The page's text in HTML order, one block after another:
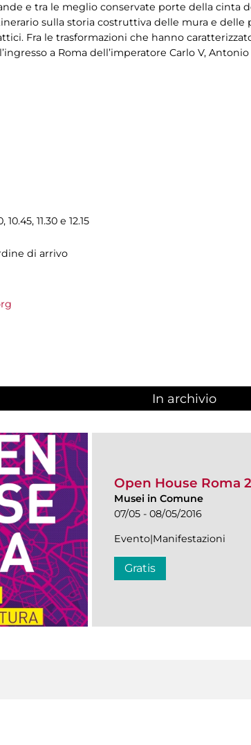
e tra le meglio conservate porte della cinta
sulla storia costruttiva delle mura e delle
Fra le trasformazioni che hanno
a Roma dell’imperatore Carlo V,
11.30 e 12.15
di arrivo
In archivio
Open House Roma
Musei in Comune
07/05 - 08/05/2016
Evento|Manifestazioni
Gratis